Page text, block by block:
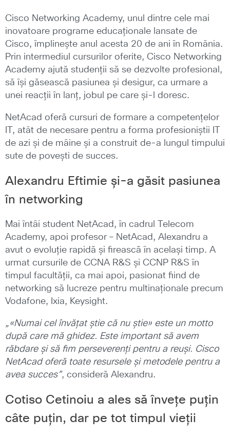
Cisco Networking Academy, unul dintre cele mai
inovatoare programe educaționale lansate de
Cisco, împlinește anul acesta 20 de ani în România.
Prin intermediul cursurilor oferite, Cisco Networking
Academy ajută studenții să se dezvolte profesional,
să își găsească pasiunea și desigur, ca urmare a
unei reacții în lanț, jobul pe care și-l doresc.
NetAcad oferă cursuri de formare a competențelor
IT, atât de necesare pentru a forma profesioniștii IT
de azi și de mâine și a construit de-a lungul timpului
sute de povești de succes.
Alexandru Eftimie și-a găsit pasiunea
în networking
Mai întâi student NetAcad, în cadrul Telecom
Academy, apoi profesor – NetAcad, Alexandru a
avut o evoluție rapidă și firească în același timp. A
urmat cursurile de CCNA R&S și CCNP R&S în
timpul facultății, ca mai apoi, pasionat fiind de
networking să lucreze pentru multinaționale precum
Vodafone, Ixia, Keysight.
„«Numai cel învățat știe că nu știe» este un motto
după care mă ghidez. Este important să avem
răbdare și să fim perseverenți pentru a reuși. Cisco
NetAcad oferă toate resursele și metodele pentru a
avea succes”, consideră Alexandru.
Cotiso Cetinoiu a ales să învețe puțin
câte puțin, dar pe tot timpul vieții